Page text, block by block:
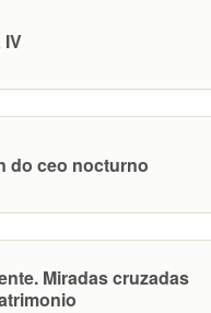
IV
do ceo nocturno
Miradas cruzadas